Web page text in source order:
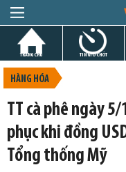
TRANG CHỦ TIN GIỜ CHÓT
HÀNG HÓA
TT cà phê ngày
phục khi đồng
Tổng thống Mỹ